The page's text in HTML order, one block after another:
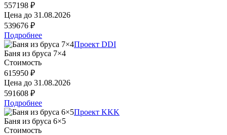
557198 ₽
Цена до 31.08.2026
539676 ₽
Подробнее
Проект DDI
Баня из бруса 7×4
Стоимость
615950 ₽
Цена до 31.08.2026
591608 ₽
Подробнее
Проект KKK
Баня из бруса 6×5
Стоимость